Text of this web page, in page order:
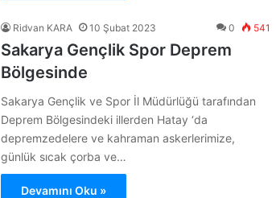
Ridvan KARA 10 Şubat 2023 0 541
Sakarya Gençlik Spor Deprem
Bölgesinde
Sakarya Gençlik ve Spor İl Müdürlüğü tarafından
Deprem Bölgesindeki illerden Hatay ‘da
depremzedelere ve kahraman askerlerimize,
günlük sıcak çorba ve…
Devamını Oku »